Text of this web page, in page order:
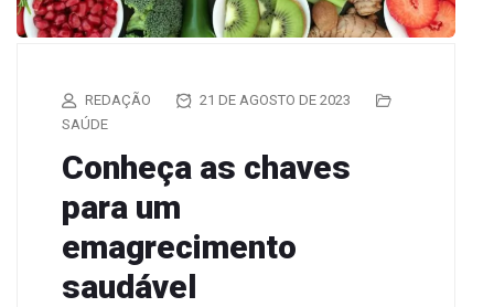
REDAÇÃO
21 DE AGOSTO DE 2023
SAÚDE
Conheça as chaves
para um
emagrecimento
saudável